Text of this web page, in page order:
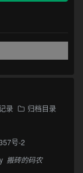
录
归档目录
号-2
搬砖的码农